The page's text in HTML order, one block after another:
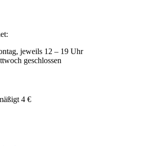
jeweils 12 – 19 Uhr
geschlossen
4 €